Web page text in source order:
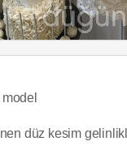
düz kesim